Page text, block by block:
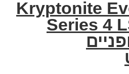
Kryptonite
Series 4